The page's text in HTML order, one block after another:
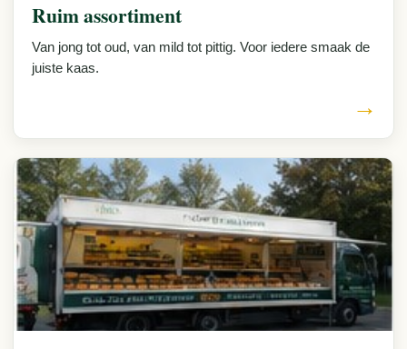
Ruim assortiment
Van jong tot oud, van mild tot pittig. Voor iedere smaak de
juiste kaas.
→